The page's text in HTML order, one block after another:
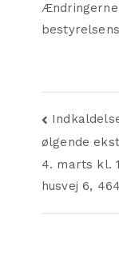
ølgende
4. marts kl.
husvej 6,